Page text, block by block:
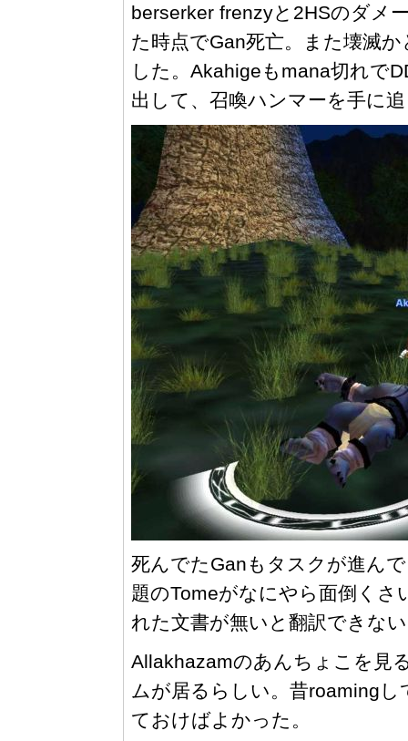
berserker frenzyと2HSのダメ
た時点でGan死亡。また壊滅
した。Akahigeもmana切れで
出して、召喚ハンマーを手に
死んでたGanもタスクが進ん
題のTomeがなにやら面倒く
れた文書が無いと翻訳できな
Allakhazamのあんちょこを見
ムが居るらしい。昔roaming
ておけばよかった。